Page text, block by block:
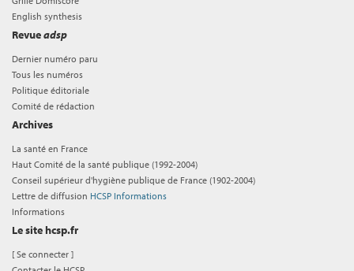
English synthesis
Revueadsp
Dernier numéro paru
Tous les numéros
Politique éditoriale
Comité de rédaction
Archives
La santé en France
Haut Comité de la santé publique (1992-2004)
Conseil supérieur d'hygiène publique de France (1902-2004)
Lettre de diffusion HCSP Informations
Informations
Le site hcsp.fr
[Se connecter ]